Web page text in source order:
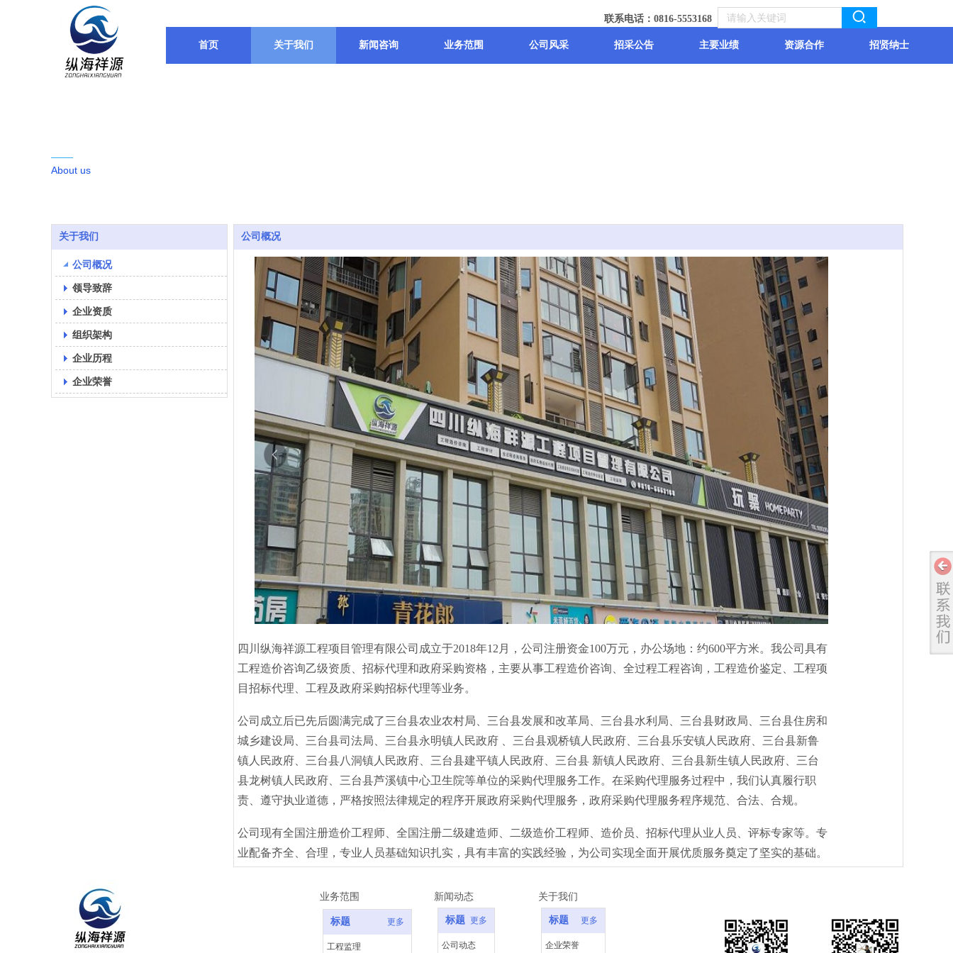
联系电话：0816-5553168
首页 关于我们 新闻咨询 业务范围 公司风采 招采公告 主要业绩 资源合作 招贤纳士
About us
关于我们
公司概况
领导致辞
企业资质
组织架构
企业历程
企业荣誉
公司概况
四川纵海祥源工程项目管理有限公司成立于2018年12月，公司注册资金100万元，办公场地：约600平方米。我公司具有
工程造价咨询乙级资质、招标代理和政府采购资格，主要从事工程造价咨询、全过程工程咨询，工程造价鉴定、工程项
目招标代理、工程及政府采购招标代理等业务。
公司成立后已先后圆满完成了三台县农业农村局、三台县发展和改革局、三台县水利局、三台县财政局、三台县住房和
城乡建设局、三台县司法局、三台县永明镇人民政府 、三台县观桥镇人民政府、三台县乐安镇人民政府、三台县新鲁
镇人民政府、三台县八洞镇人民政府、三台县建平镇人民政府、三台县 新镇人民政府、三台县新生镇人民政府、三台
县龙树镇人民政府、三台县芦溪镇中心卫生院等单位的采购代理服务工作。在采购代理服务过程中，我们认真履行职
责、遵守执业道德，严格按照法律规定的程序开展政府采购代理服务，政府采购代理服务程序规范、合法、合规。
公司现有全国注册造价工程师、全国注册二级建造师、二级造价工程师、造价员、招标代理从业人员、评标专家等。专
业配备齐全、合理，专业人员基础知识扎实，具有丰富的实践经验，为公司实现全面开展优质服务奠定了坚实的基础。
标题 更多
工程监理
标题 更多
公司动态
标题 更多
企业荣誉
业务范围 新闻动态 关于我们